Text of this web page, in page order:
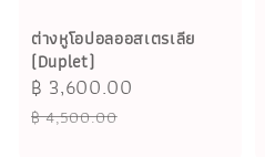
ต่างหูโอปอลออสเตรเลีย
(Duplet)
Sale
price
฿ 3,600.00
฿ 4,500.00